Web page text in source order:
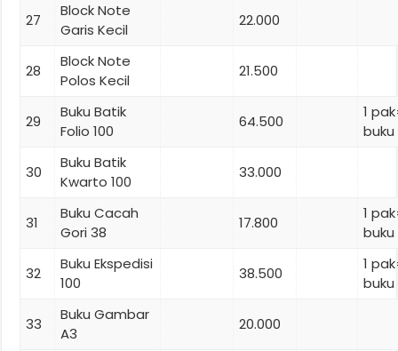
27
Block Note
Garis Kecil
22.000
28
Block Note
Polos Kecil
21.500
29
Buku Batik
Folio 100
64.500
1
buku
30
Buku Batik
Kwarto 100
33.000
31
Buku Cacah
Gori 38
17.800
1
buku
32
Buku Ekspedisi
100
38.500
1
buku
33
Buku Gambar
A3
20.000